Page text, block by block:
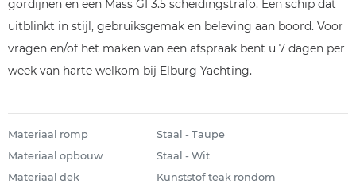
gordijnen en een Mass GI 3.5 scheidingstrafo. Een schip dat
uitblinkt in stijl, gebruiksgemak en beleving aan boord. Voor
vragen en/of het maken van een afspraak bent u 7 dagen per
week van harte welkom bij Elburg Yachting.
Materiaal romp
Staal - Taupe
Materiaal opbouw
Staal - Wit
Materiaal dek
Kunststof teak rondom